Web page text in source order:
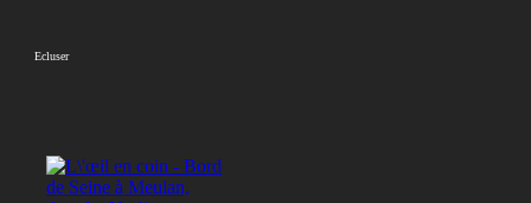
Ecluser